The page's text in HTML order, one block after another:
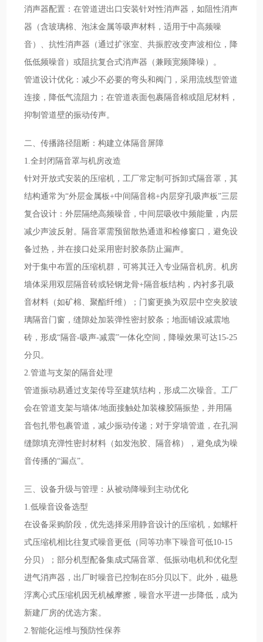
消声器配置：在管道进出口安装针对性消声器，如阻性消声
器（含玻璃棉、泡沫金属等吸声材料，适用于中高频噪
音）、抗性消声器（通过扩张室、共振腔改变声波相位，降
低低频噪音）或阻抗复合式消声器（兼顾宽频降噪）。
管道设计优化：减少不必要的弯头和阀门，采用流线型管道
连接，降低气流阻力；在管道表面包裹隔音棉或阻尼材料，
抑制管道壁的振动传声。
二、传播路径阻断：构建立体隔音屏障
1.全封闭隔音罩与机房改造
针对开放式安装的压缩机，工厂常定制可拆卸式隔音罩，其
结构通常为“外层金属板+中间隔音棉+内层穿孔吸声板”三层
复合设计：外层隔绝高频噪音，中间层吸收中频能量，内层
减少声波反射。隔音罩需预留散热通道和检修窗口，避免设
备过热，并在接口处采用密封胶条防止漏声。
对于集中布置的压缩机群，可将其迁入专业隔音机房。机房
墙体采用双层隔音砖或轻钢龙骨+隔音板结构，内衬多孔吸
音材料（如矿棉、聚酯纤维）；门窗更换为双层中空夹胶玻
璃隔音门窗，缝隙处加装弹性密封胶条；地面铺设减震地
砖，形成“隔音-吸声-减震”一体化空间，降噪效果可达15-25
分贝。
2.管道与支架的隔音处理
管道振动易通过支架传导至建筑结构，形成二次噪音。工厂
会在管道支架与墙体/地面接触处加装橡胶隔振垫，并用隔
音包扎带包裹管道，减少振动传递；对于穿墙管道，在孔洞
缝隙填充弹性密封材料（如发泡胶、隔音棉），避免成为噪
音传播的“漏点”。
三、设备升级与管理：从被动降噪到主动优化
1.低噪音设备选型
在设备采购阶段，优先选择采用静音设计的压缩机，如螺杆
式压缩机相比往复式噪音更低（同等功率下噪音可低10-15
分贝）；部分机型配备集成式隔音罩、低振动电机和优化型
进气消声器，出厂时噪音已控制在85分贝以下。此外，磁悬
浮离心式压缩机因无机械摩擦，噪音水平进一步降低，成为
新建厂房的优选方案。
2.智能化运维与预防性保养